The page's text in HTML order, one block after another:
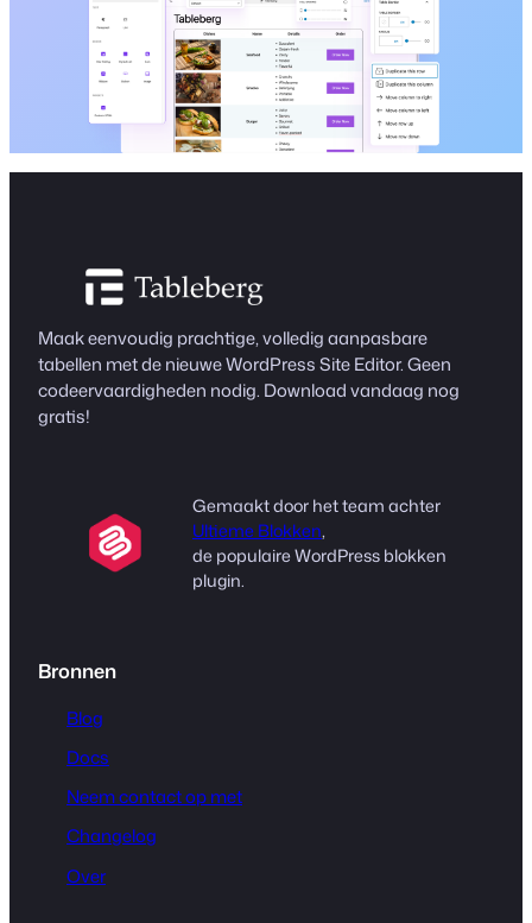
Maak eenvoudig prachtige, volledig aanpasbare
tabellen met de nieuwe WordPress Site Editor. Geen
codeervaardigheden nodig. Download vandaag nog
gratis!
Gemaakt door het team achter
Ultieme Blokken,
de populaire WordPress blokken
plugin.
Bronnen
Blog
Docs
Neem contact op met
Changelog
Over